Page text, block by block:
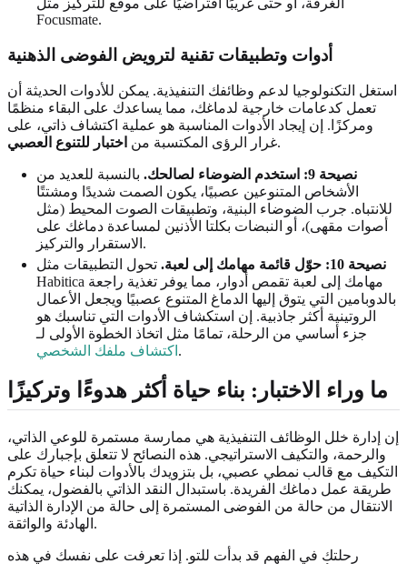
Focusmate.
أدوات وتطبيقات تقنية لترويض الفوضى الذهنية
استغل التكنولوجيا لدعم وظائفك التنفيذية. يمكن للأدوات الحديثة أن
تعمل كدعامات خارجية لدماغك، مما يساعدك على البقاء منظمًا
ومركزًا. إن إيجاد الأدوات المناسبة هو عملية اكتشاف ذاتي، على
غرار الرؤى المكتسبة من اختبار للتنوع العصبي .
نصيحة 9: استخدم الضوضاء لصالحك.
بالنسبة للعديد من
الأشخاص المتنوعين عصبيًا، يكون الصمت شديدًا ومشتتًا
للانتباه. جرب الضوضاء البنية، وتطبيقات الصوت المحيط (مثل
أصوات مقهى)، أو النبضات بكلتا الأذنين لمساعدة دماغك على
الاستقرار والتركيز.
نصيحة 10: حوّل قائمة مهامك إلى لعبة.
تحول التطبيقات مثل
Habitica مهامك إلى لعبة تقمص أدوار، مما يوفر تغذية راجعة
بالدوبامين التي يتوق إليها الدماغ المتنوع عصبيًا ويجعل الأعمال
الروتينية أكثر جاذبية. إن استكشاف الأدوات التي تناسبك هو
جزء أساسي من الرحلة، تمامًا مثل اتخاذ الخطوة الأولى لـ
اكتشاف ملفك الشخصي .
ما وراء الاختبار: بناء حياة أكثر هدوءًا وتركيزًا
إن إدارة خلل الوظائف التنفيذية هي ممارسة مستمرة للوعي الذاتي،
والرحمة، والتكيف الاستراتيجي. هذه النصائح لا تتعلق بإجبارك على
التكيف مع قالب نمطي عصبي، بل بتزويدك بالأدوات لبناء حياة تكرم
طريقة عمل دماغك الفريدة. باستبدال النقد الذاتي بالفضول، يمكنك
الانتقال من حالة من الفوضى المستمرة إلى حالة من الإدارة الذاتية
الهادئة والواثقة.
رحلتك في الفهم قد بدأت للتو. إذا تعرفت على نفسك في هذه